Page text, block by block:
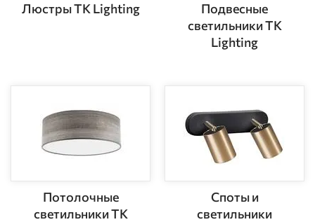
Люстры TK Lighting
Подвесные
светильники TK
Lighting
Потолочные
светильники TK
Споты и
светильники